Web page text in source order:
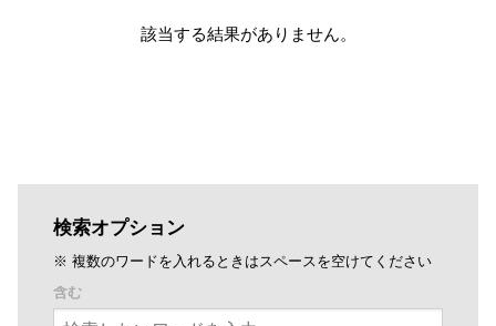
該当する結果がありません。
検索オプション
※ 複数のワードを入れるときはスペースを空けてください
含む